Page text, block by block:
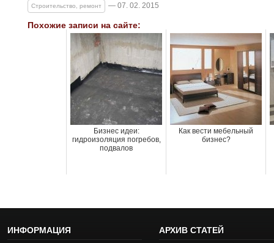
Строительство, ремонт — 07. 02. 2015
Похожие записи на сайте:
Бизнес идеи:
гидроизоляция погребов,
подвалов
Как вести мебельный
бизнес?
ИНФОРМАЦИЯ АРХИВ СТАТЕЙ